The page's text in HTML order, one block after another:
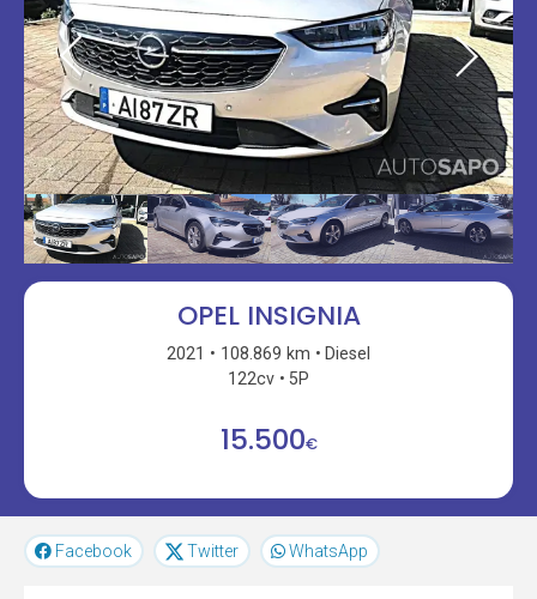
OPEL INSIGNIA
2021 108.869 km
Diesel
122cv
5P
15.500€
Facebook Twitter WhatsApp